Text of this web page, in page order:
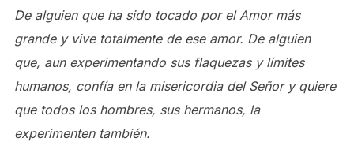
De alguien que ha sido tocado por el Amor más
grande y vive totalmente de ese amor. De alguien
que, aun experimentando sus flaquezas y límites
humanos, confía en la misericordia del Señor y quiere
que todos los hombres, sus hermanos, la
experimenten también.